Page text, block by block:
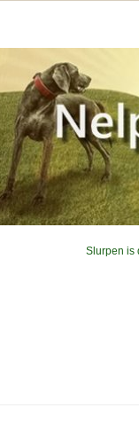
Slurpen is